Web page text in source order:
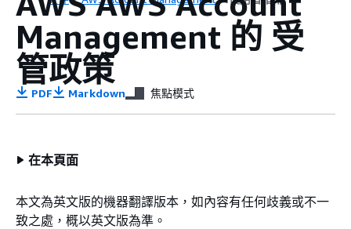
Management 的 受
管政策
PDF Markdown 焦點模式
在本頁面
本文為英文版的機器翻譯版本，如內容有任何歧義或不一
致之處，概以英文版為準。